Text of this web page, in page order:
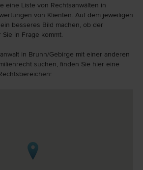
eine Liste von Rechtsanwälten in
von Klienten. Auf dem jeweiligen
besseres Bild machen, ob der
in Frage kommt.
in Brunn/Gebirge mit einer anderen
suchen, finden Sie hier eine